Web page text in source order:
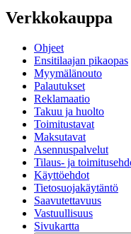
Verkkokauppa
Ohjeet
Ensitilaajan pikaopas
Myymälänouto
Palautukset
Reklamaatio
Takuu ja huolto
Toimitustavat
Maksutavat
Asennuspalvelut
Tilaus- ja
Käyttöehdot
Tietosuojakäytäntö
Saavutettavuus
Vastuullisuus
Sivukartta